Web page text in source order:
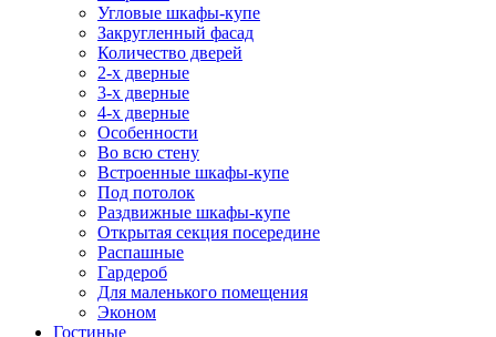
Угловые шкафы-купе
Закругленный фасад
Количество дверей
2-х дверные
3-х дверные
4-х дверные
Особенности
Во всю стену
Встроенные шкафы-купе
Под потолок
Раздвижные шкафы-купе
Открытая секция посередине
Распашные
Гардероб
Для маленького помещения
Эконом
Гостиные